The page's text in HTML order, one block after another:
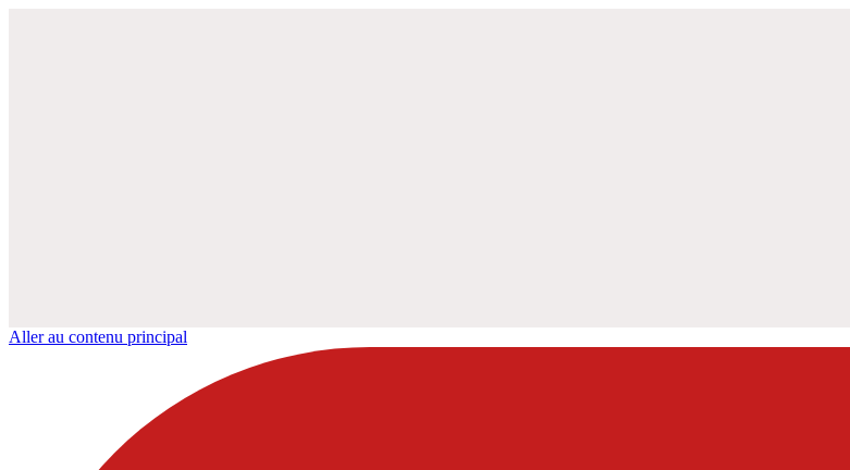
Aller au contenu principal